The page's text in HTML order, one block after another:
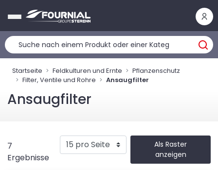
Startseite Feldkulturen und Ernte
Pflanzenschutz
Filter, Ventile und Rohre
Ansaugfilter
Ansaugfilter
7
Ergebnisse
Als Raster
anzeigen